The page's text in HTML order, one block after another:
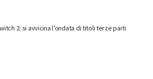
2: si avvicina l’ondata di titoli terze parti